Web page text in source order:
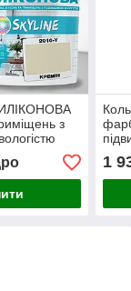
з
1